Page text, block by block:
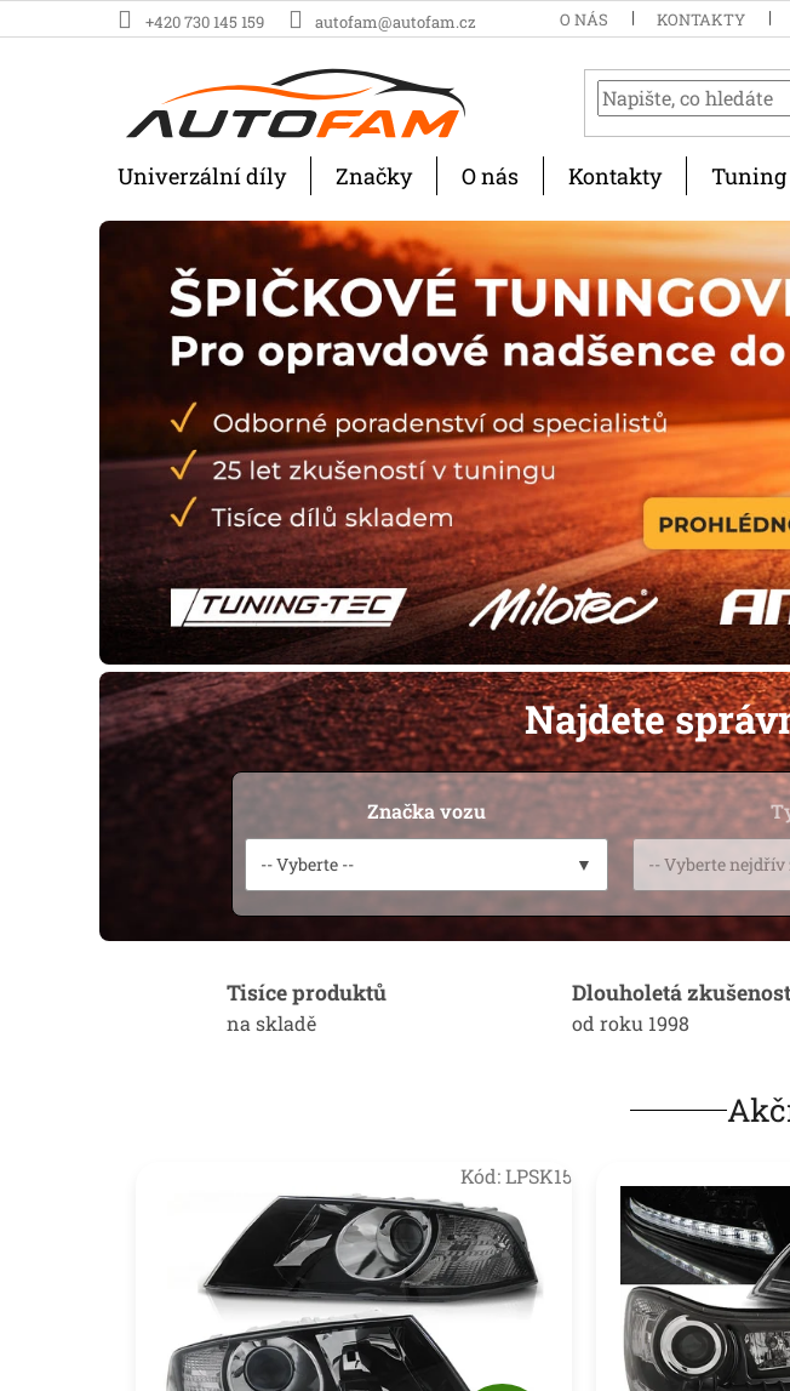
na
+420 730 145 159 autofam@autofam.cz O NÁS KONTAKTY
Univerzální díly Značky O nás Kontakty
Najdete
Značka vozu
-- Vyberte -- ▼ -- Vyberte
Tisíce produktů
na skladě
Dlouholetá zkušenost
od roku 1998
Kód:LPSK15